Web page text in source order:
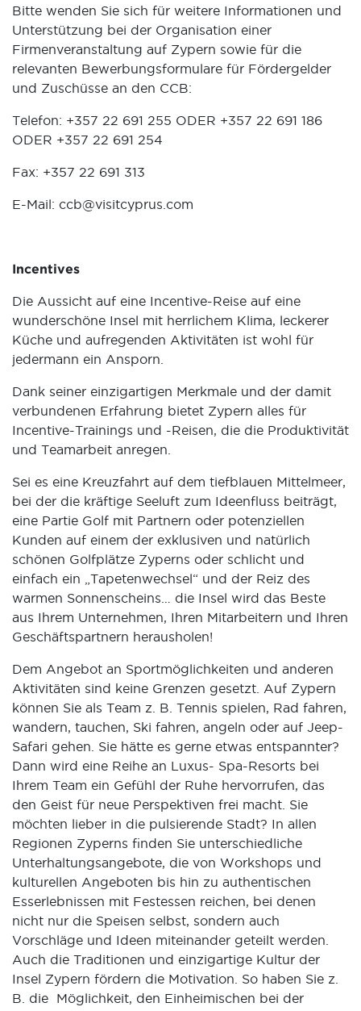
Bitte wenden Sie sich für weitere Informationen und
Unterstützung bei der Organisation einer
Firmenveranstaltung auf Zypern sowie für die
relevanten Bewerbungsformulare für Fördergelder
und Zuschüsse an den CCB:
Telefon: +357 22 691 255 ODER +357 22 691 186
ODER +357 22 691 254
Fax: +357 22 691 313
E-Mail: ccb@visitcyprus.com
Incentives
Die Aussicht auf eine Incentive-Reise auf eine
wunderschöne Insel mit herrlichem Klima, leckerer
Küche und aufregenden Aktivitäten ist wohl für
jedermann ein Ansporn.
Dank seiner einzigartigen Merkmale und der damit
verbundenen Erfahrung bietet Zypern alles für
Incentive-Trainings und -Reisen, die die Produktivität
und Teamarbeit anregen.
Sei es eine Kreuzfahrt auf dem tiefblauen Mittelmeer,
bei der die kräftige Seeluft zum Ideenfluss beiträgt,
eine Partie Golf mit Partnern oder potenziellen
Kunden auf einem der exklusiven und natürlich
schönen Golfplätze Zyperns oder schlicht und
einfach ein „Tapetenwechsel“ und der Reiz des
warmen Sonnenscheins… die Insel wird das Beste
aus Ihrem Unternehmen, Ihren Mitarbeitern und Ihren
Geschäftspartnern herausholen!
Dem Angebot an Sportmöglichkeiten und anderen
Aktivitäten sind keine Grenzen gesetzt. Auf Zypern
können Sie als Team z. B. Tennis spielen, Rad fahren,
wandern, tauchen, Ski fahren, angeln oder auf Jeep-
Safari gehen. Sie hätte es gerne etwas entspannter?
Dann wird eine Reihe an Luxus- Spa-Resorts bei
Ihrem Team ein Gefühl der Ruhe hervorrufen, das
den Geist für neue Perspektiven frei macht. Sie
möchten lieber in die pulsierende Stadt? In allen
Regionen Zyperns finden Sie unterschiedliche
Unterhaltungsangebote, die von Workshops und
kulturellen Angeboten bis hin zu authentischen
Esserlebnissen mit Festessen reichen, bei denen
nicht nur die Speisen selbst, sondern auch
Vorschläge und Ideen miteinander geteilt werden.
Auch die Traditionen und einzigartige Kultur der
Insel Zypern fördern die Motivation. So haben Sie z.
B. die Möglichkeit, den Einheimischen bei der